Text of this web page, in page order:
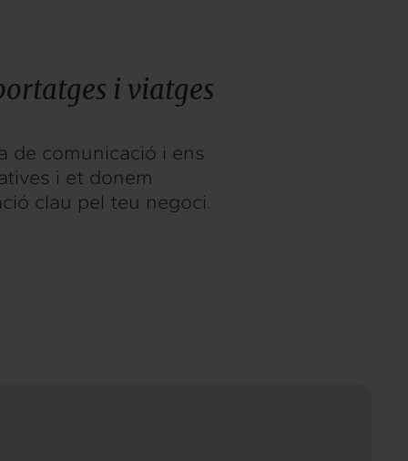
i viatges
de comunicació i ens
i et donem
clau pel teu negoci.